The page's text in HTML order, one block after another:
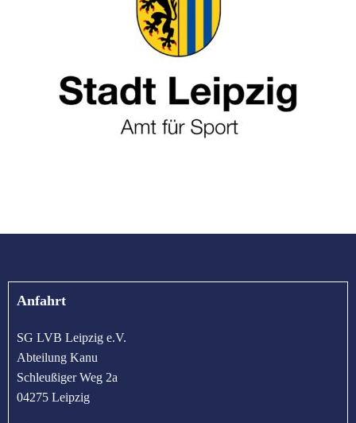
Anfahrt
SG LVB Leipzig e.V.
Abteilung Kanu
Schleußiger Weg 2a
04275 Leipzig